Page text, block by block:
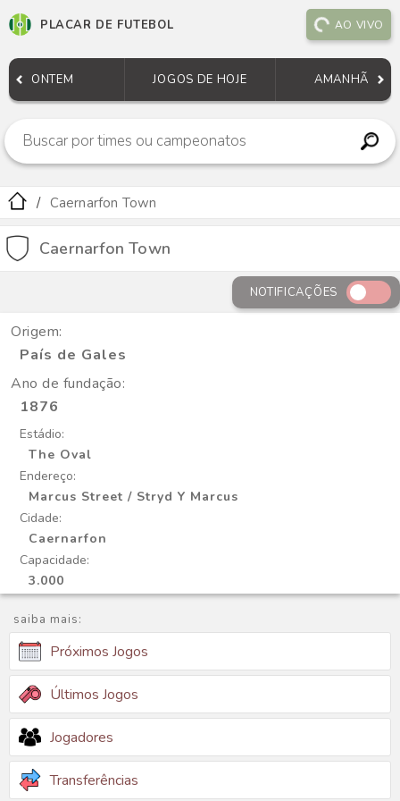
PLACAR DE FUTEBOL AO VIVO
ONTEM JOGOS DE HOJE AMANHÃ
Caernarfon Town
Caernarfon Town
NOTIFICAÇÕES
Origem:
País de Gales
Ano de fundação:
1876
Estádio:
The Oval
Endereço:
Marcus Street / Stryd Y Marcus
Cidade:
Caernarfon
Capacidade:
3.000
saiba mais:
Próximos Jogos
Últimos Jogos
Jogadores
Transferências